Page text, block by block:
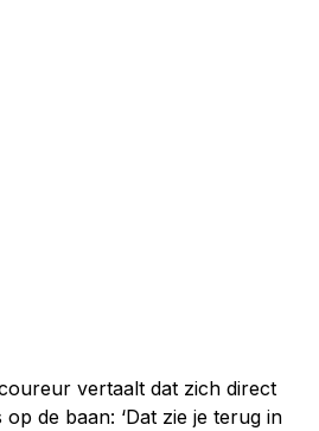
vertaalt dat zich direct
de baan: ‘Dat zie je terug in